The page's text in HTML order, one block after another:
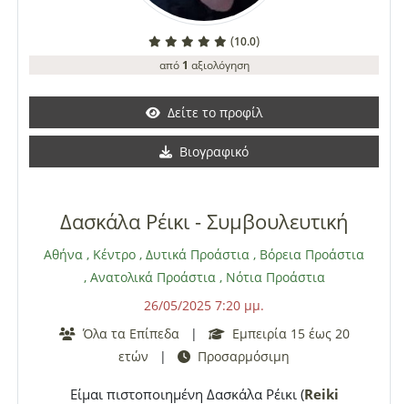
(10.0)
από 1 αξιολόγηση
Δείτε το προφίλ
Βιογραφικό
Δασκάλα Ρέικι - Συμβουλευτική
Αθήνα , Κέντρο , Δυτικά Προάστια , Βόρεια Προάστια
, Ανατολικά Προάστια, Νότια Προάστια
26/05/2025 7:20 μμ.
Όλα τα Επίπεδα
|
Εμπειρία 15 έως 20
ετών
| Προσαρμόσιμη
Είμαι πιστοποιημένη Δασκάλα Ρέικι (Reiki